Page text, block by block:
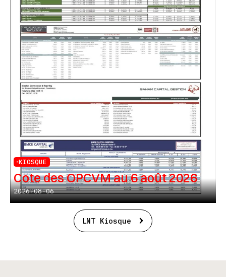
KIOSQUE
Cote des OPCVM au 6 août 2026
2026-08-06
LNT Kiosque